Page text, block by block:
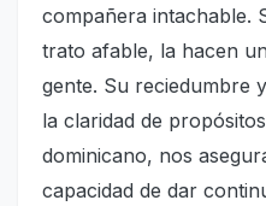
compañera intachable.
trato afable, la hacen
gente. Su reciedumbre
la claridad de
dominicano, nos
capacidad de dar